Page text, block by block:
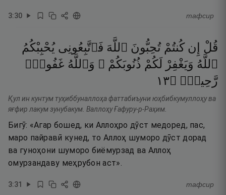
3:30 тафсир
قُلْ إِن كُنتُمْ تُحِبُّونَ ٱللَّهَ فَٱتَّبِعُونِى يُحْبِبْكُمُ
ٱللَّهُ وَيَغْفِرْ لَكُمْ ذُنُوبَكُمْ ۗ وَٱللَّهُ غَفُورٌۭ
رَّحِيمٌۭ ۝٣١
Қул ин кунтум туҳиббуналлоҳа фаттабиъуни юҳбибкумуллоҳу ва
яғфир лакум зунубакум. Валлоҳу Ғафуру-р-Раҳим.
Бигӯ: «Агар бошед, ки Аллоҳро дӯст медоред, пас,
маро пайравӣ кунед, то Аллоҳ шуморо дӯст дорад
ва гуноҳони шуморо биёмурзад ва Аллоҳ
омурзандаву меҳрубон аст».
3:31 тафсир